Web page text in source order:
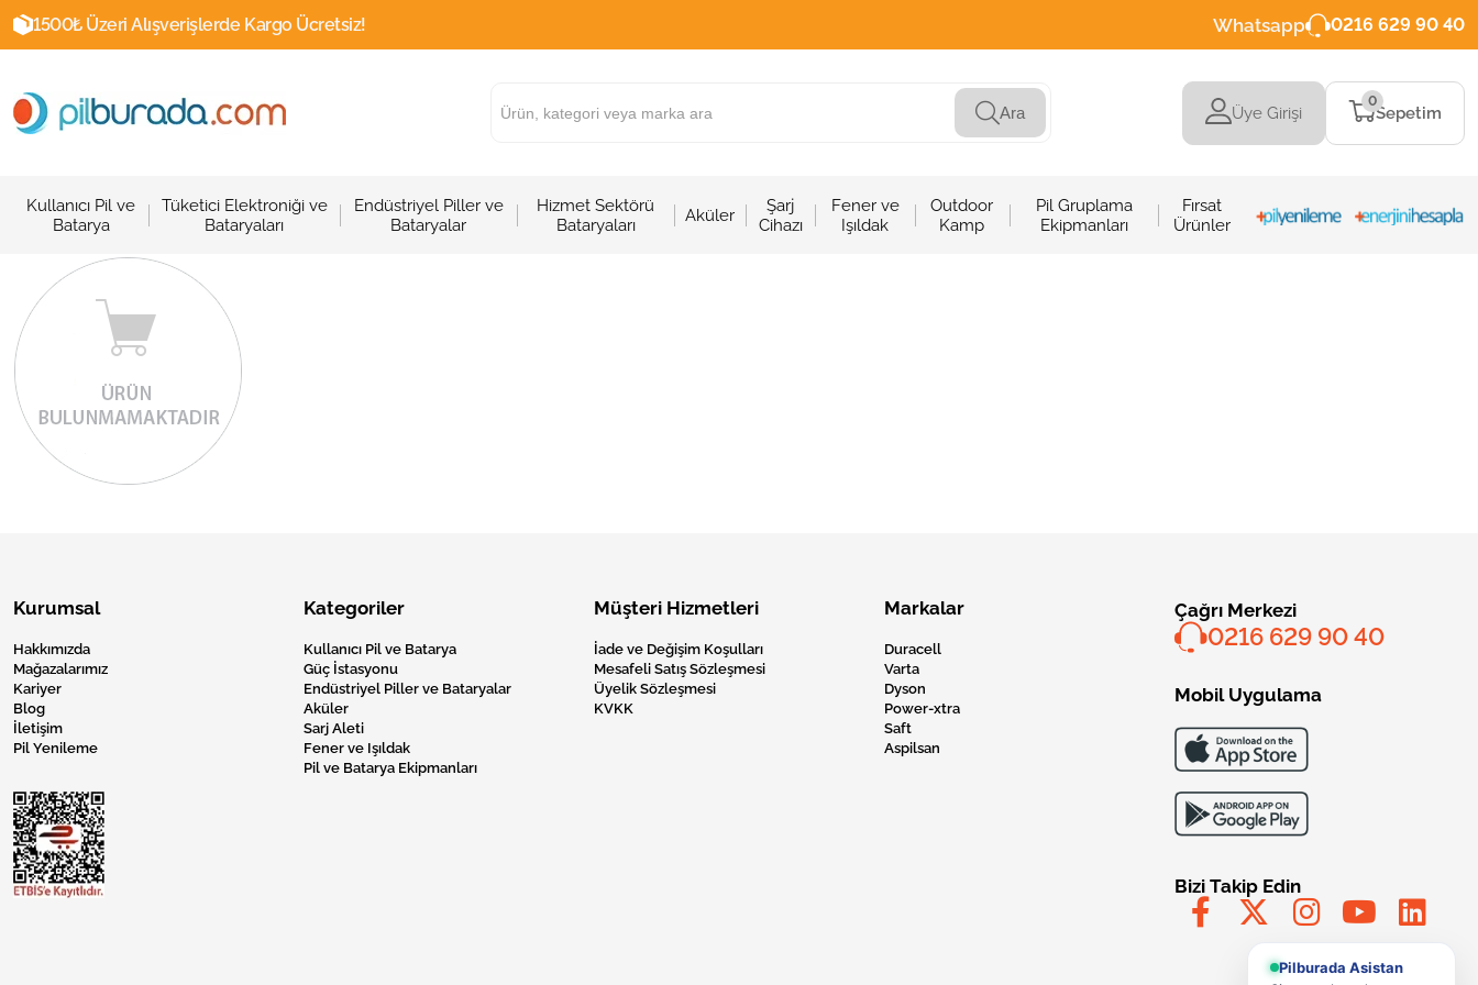
1500₺ Üzeri Alışverişlerde Kargo Ücretsiz! Whatsapp 0216 629 90 40
Ara Üye Girişi Sepetim
0
Kullanıcı Pil ve
Batarya
Tüketici Elektroniği ve
Bataryaları
Endüstriyel Piller ve
Bataryalar
Hizmet Sektörü
Bataryaları
Aküler
Şarj
Cihazı
Fener ve
Işıldak
Outdoor
Kamp
Pil Gruplama
Ekipmanları
Fırsat
Ürünler
Kurumsal
Hakkımızda
Mağazalarımız
Kariyer
Blog
İletişim
Pil Yenileme
Kategoriler
Kullanıcı Pil ve Batarya
Güç İstasyonu
Endüstriyel Piller ve Bataryalar
Aküler
Sarj Aleti
Fener ve Işıldak
Pil ve Batarya Ekipmanları
Müşteri Hizmetleri
İade ve Değişim Koşulları
Mesafeli Satış Sözleşmesi
Üyelik Sözleşmesi
KVKK
Markalar
Duracell
Varta
Dyson
Power-xtra
Saft
Aspilsan
Çağrı Merkezi
0216 629 90 40
Mobil Uygulama
Bizi Takip Edin
Pilburada Asistan